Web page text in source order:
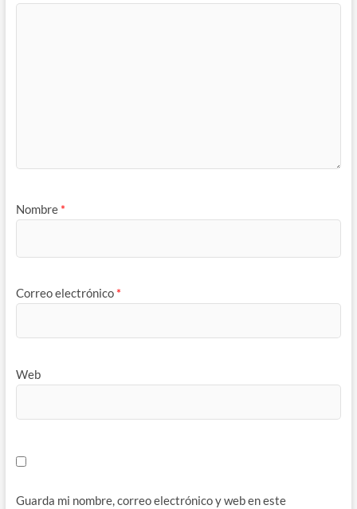
Nombre *
Correo electrónico *
Web
Guarda mi nombre, correo electrónico y web en este